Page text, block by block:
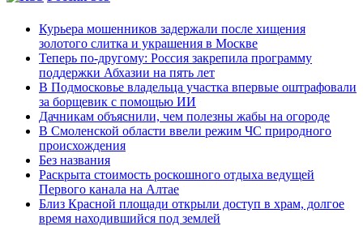
Курьера мошенников задержали после хищения
золотого слитка и украшения в Москве
Теперь по-другому: Россия закрепила программу
поддержки Абхазии на пять лет
В Подмосковье владельца участка впервые оштрафовали
за борщевик с помощью ИИ
Дачникам объяснили, чем полезны жабы на огороде
В Смоленской области ввели режим ЧС природного
происхождения
Без названия
Раскрыта стоимость роскошного отдыха ведущей
Первого канала на Алтае
Близ Красной площади открыли доступ в храм, долгое
время находившийся под землей